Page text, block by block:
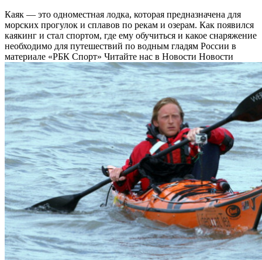
Каяк — это одноместная лодка, которая предназначена для
морских прогулок и сплавов по рекам и озерам. Как появился
каякинг и стал спортом, где ему обучиться и какое снаряжение
необходимо для путешествий по водным гладям России в
материале «РБК Спорт» Читайте нас в Новости Новости